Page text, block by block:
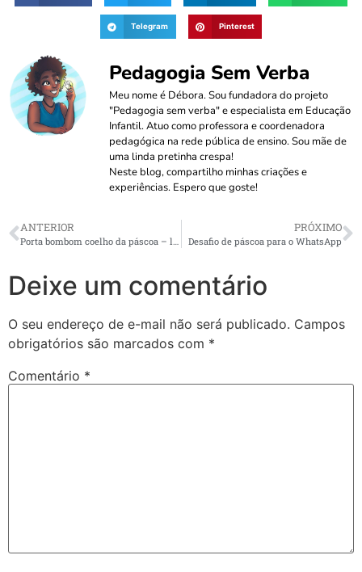
Telegram Pinterest
Pedagogia Sem Verba
Meu nome é Débora. Sou fundadora do projeto
"Pedagogia sem verba" e especialista em Educação
Infantil. Atuo como professora e coordenadora
pedagógica na rede pública de ensino. Sou mãe de
uma linda pretinha crespa!
Neste blog, compartilho minhas criações e
experiências. Espero que goste!
ANTERIOR
Porta bombom coelho da páscoa – lembrancinha
PRÓXIMO
Desafio de páscoa para o WhatsApp
Deixe um comentário
O seu endereço de e-mail não será publicado. Campos
obrigatórios são marcados com *
Comentário *